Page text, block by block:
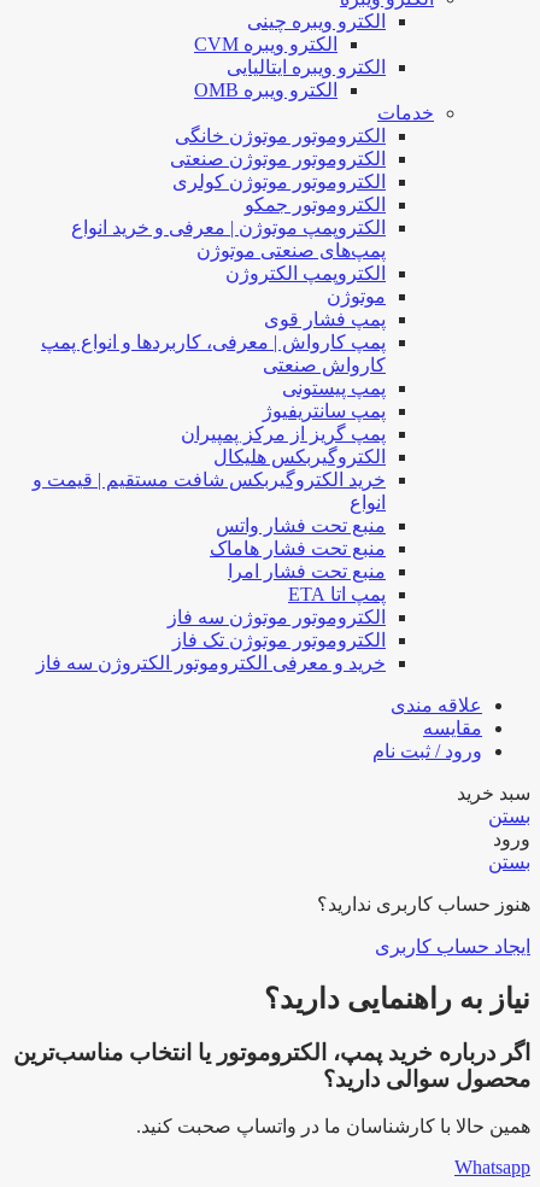
الکترو ویبره چینی
الکترو ویبره CVM
الکترو ویبره ایتالیایی
الکترو ویبره OMB
خدمات
الکتروموتور موتوژن خانگی
الکتروموتور موتوژن صنعتی
الکتروموتور موتوژن کولری
الکتروموتور جمکو
الکتروپمپ موتوژن | معرفی و خرید انواع
پمپ‌های صنعتی موتوژن
الکتروپمپ الکتروژن
موتوژن
پمپ فشار قوی
پمپ کارواش | معرفی، کاربردها و انواع پمپ
کارواش صنعتی
پمپ پیستونی
پمپ سانتریفیوژ
پمپ گریز از مرکز پمپیران
الکتروگیربکس هلیکال
خرید الکتروگیربکس شافت مستقیم | قیمت و
انواع
منبع تحت فشار واتس
منبع تحت فشار هاماک
منبع تحت فشار امرا
پمپ اتا ETA
الکتروموتور موتوژن سه فاز
الکتروموتور موتوژن تک فاز
خرید و معرفی الکتروموتور الکتروژن سه فاز
علاقه مندی
مقایسه
ورود / ثبت نام
سبد خرید
بستن
ورود
بستن
هنوز حساب کاربری ندارید؟
ایجاد حساب کاربری
نیاز به راهنمایی دارید؟
اگر درباره خرید پمپ، الکتروموتور یا انتخاب مناسب‌ترین
محصول سوالی دارید؟
همین حالا با کارشناسان ما در واتساپ صحبت کنید.
Whatsapp